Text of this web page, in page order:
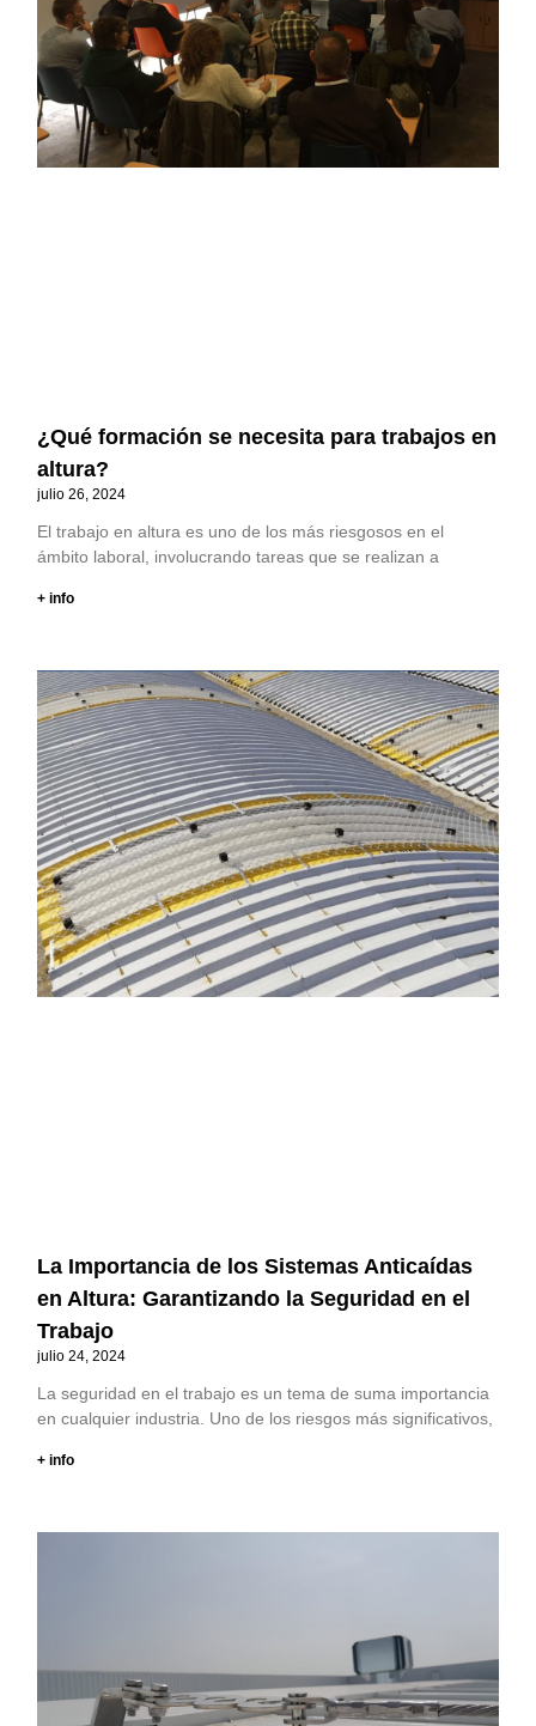
¿Qué formación se necesita para trabajos en
altura?
julio 26, 2024
El trabajo en altura es uno de los más riesgosos en el
ámbito laboral, involucrando tareas que se realizan a
+ info
La Importancia de los Sistemas Anticaídas
en Altura: Garantizando la Seguridad en el
Trabajo
julio 24, 2024
La seguridad en el trabajo es un tema de suma importancia
en cualquier industria. Uno de los riesgos más significativos,
+ info